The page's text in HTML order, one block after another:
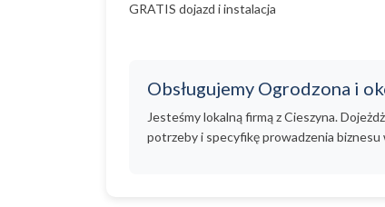
GRATIS dojazd i instalacja
Obsługujemy Ogrodzona i
Jesteśmy lokalną firmą z Cieszyna.
potrzeby i specyfikę prowadzenia biznesu